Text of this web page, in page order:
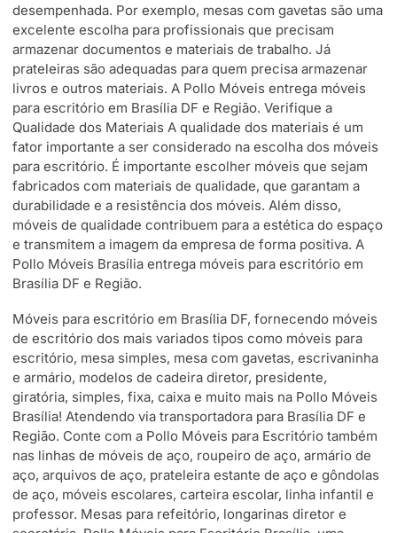
desempenhada. Por exemplo, mesas com gavetas são uma
excelente escolha para profissionais que precisam
armazenar documentos e materiais de trabalho. Já
prateleiras são adequadas para quem precisa armazenar
livros e outros materiais. A Pollo Móveis entrega móveis
para escritório em Brasília DF e Região. Verifique a
Qualidade dos Materiais A qualidade dos materiais é um
fator importante a ser considerado na escolha dos móveis
para escritório. É importante escolher móveis que sejam
fabricados com materiais de qualidade, que garantam a
durabilidade e a resistência dos móveis. Além disso,
móveis de qualidade contribuem para a estética do espaço
e transmitem a imagem da empresa de forma positiva. A
Pollo Móveis Brasília entrega móveis para escritório em
Brasília DF e Região.
Móveis para escritório em Brasília DF, fornecendo móveis
de escritório dos mais variados tipos como móveis para
escritório, mesa simples, mesa com gavetas, escrivaninha
e armário, modelos de cadeira diretor, presidente,
giratória, simples, fixa, caixa e muito mais na Pollo Móveis
Brasília! Atendendo via transportadora para Brasília DF e
Região. Conte com a Pollo Móveis para Escritório também
nas linhas de móveis de aço, roupeiro de aço, armário de
aço, arquivos de aço, prateleira estante de aço e gôndolas
de aço, móveis escolares, carteira escolar, linha infantil e
professor. Mesas para refeitório, longarinas diretor e